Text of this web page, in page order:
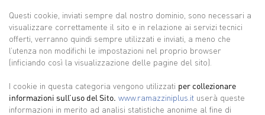
Questi cookie, inviati sempre dal nostro dominio, sono necessari a
visualizzare correttamente il sito e in relazione ai servizi tecnici
offerti, verranno quindi sempre utilizzati e inviati, a meno che
l’utenza non modifichi le impostazioni nel proprio browser
(inficiando così la visualizzazione delle pagine del sito).
I cookie in questa categoria vengono utilizzati per collezionare
informazioni sull’uso del Sito. www.ramazziniplus.it userà queste
informazioni in merito ad analisi statistiche anonime al fine di